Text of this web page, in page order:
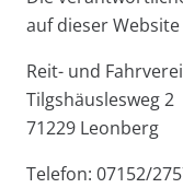
auf dieser Website
Reit- und
Tilgshäuslesweg 2
71229 Leonberg
Telefon: 07152/